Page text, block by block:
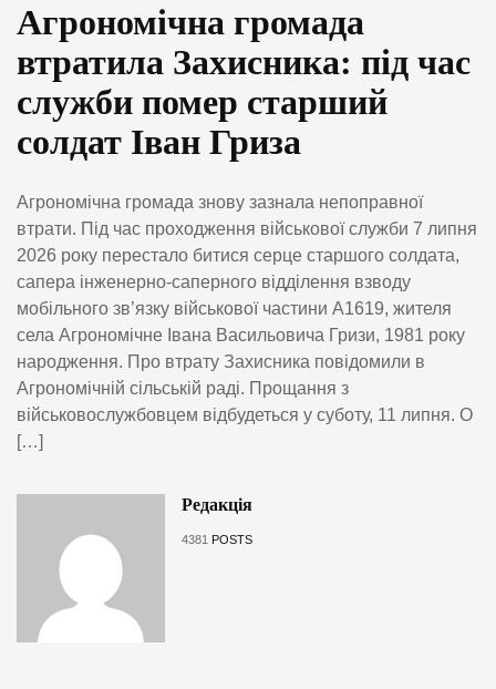
Агрономічна громада
втратила Захисника: під час
служби помер старший
солдат Іван Гриза
Агрономічна громада знову зазнала непоправної
втрати. Під час проходження військової служби 7 липня
2026 року перестало битися серце старшого солдата,
сапера інженерно-саперного відділення взводу
мобільного зв’язку військової частини А1619, жителя
села Агрономічне Івана Васильовича Гризи, 1981 року
народження. Про втрату Захисника повідомили в
Агрономічній сільській раді. Прощання з
військовослужбовцем відбудеться у суботу, 11 липня. О
[…]
Редакція
4381 POSTS